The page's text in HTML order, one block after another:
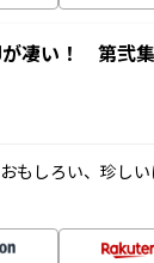
凄い！ 第弐
もしろい、珍し